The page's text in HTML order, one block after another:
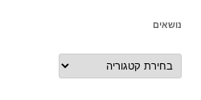
נושאים
נושאים